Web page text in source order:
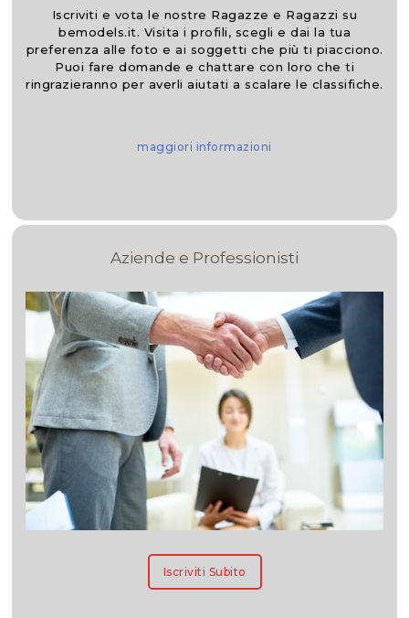
Iscriviti e vota le nostre Ragazze e Ragazzi su
bemodels.it. Visita i profili, scegli e dai la tua
preferenza alle foto e ai soggetti che più ti piacciono.
Puoi fare domande e chattare con loro che ti
ringrazieranno per averli aiutati a scalare le classifiche.
maggiori informazioni
Aziende e Professionisti
Iscriviti Subito